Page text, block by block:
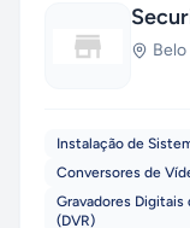
Instalação de
Conversores de
Gravadores Digitais
(DVR)